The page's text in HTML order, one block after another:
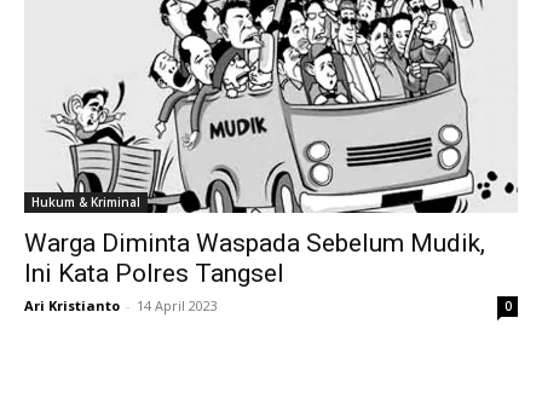
Hukum & Kriminal
Warga Diminta Waspada Sebelum Mudik,
Ini Kata Polres Tangsel
Ari Kristianto - 14 April 2023 0